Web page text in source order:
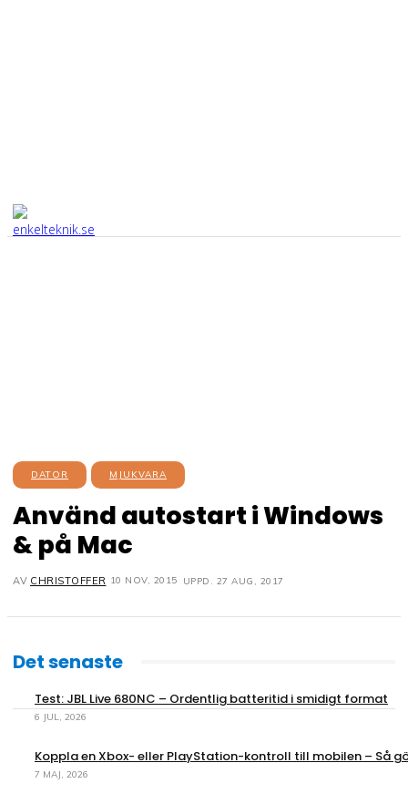
DATOR MJUKVARA
Använd autostart i Windows
& på Mac
AV CHRISTOFFER 10 NOV, 2015 UPPD. 27 AUG, 2017
Det senaste
Test: JBL Live 680NC – Ordentlig batteritid i smidigt format
6 JUL, 2026
Koppla en Xbox- eller PlayStation-kontroll till mobilen – Så
7 MAJ, 2026